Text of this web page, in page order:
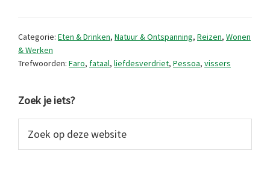
Categorie: Eten & Drinken, Natuur & Ontspanning, Reizen, Wonen
& Werken
Trefwoorden: Faro, fataal, liefdesverdriet, Pessoa, vissers
Primaire
Sidebar
Zoek je iets?
op